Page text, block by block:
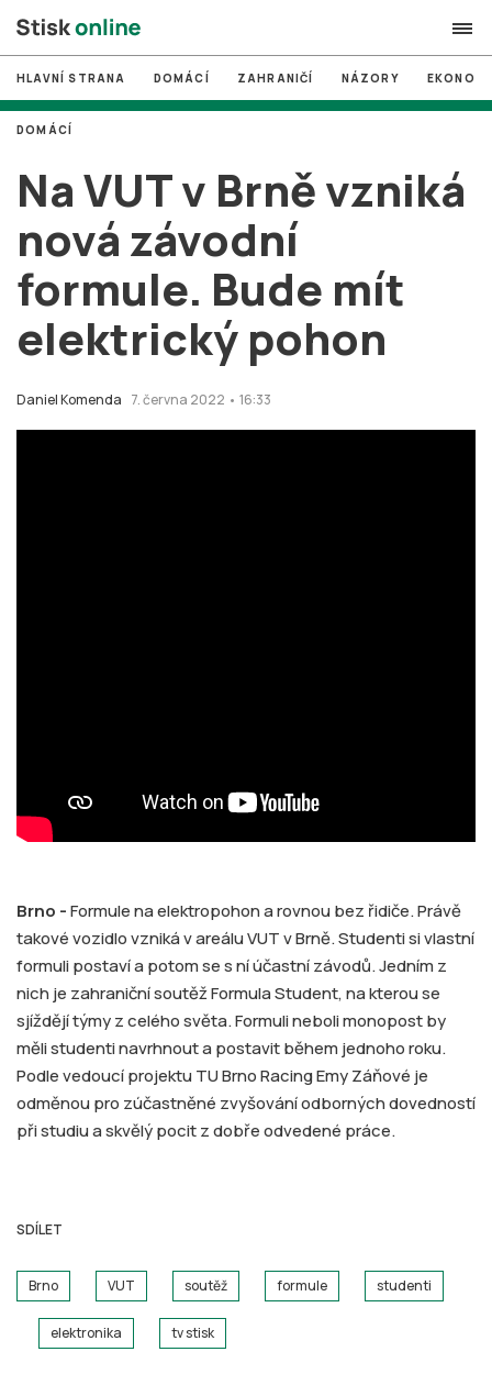
search
# MUNI
# Brno
# volby
login PŘIHLÁSIT SE
Zapomněli jste heslo?
HLAVNÍ STRANA DOMÁCÍ ZAHRANIČÍ NÁZORY
Na VUT v Brně vzniká
nová závodní
formule. Bude mít
elektrický pohon
Daniel Komenda 7. června 2022 • 16:33
DOMÁCÍ
Brno -Formule na elektropohon a rovnou bez řidiče. Právě
takové vozidlo vzniká v areálu VUT v Brně. Studenti si vlastní
formuli postaví a potom se s ní účastní závodů. Jedním z
nich je zahraniční soutěž Formula Student, na kterou se
sjíždějí týmy z celého světa. Formuli neboli monopost by
měli studenti navrhnout a postavit během jednoho roku.
Podle vedoucí projektu TU Brno Racing Emy Záňové je
odměnou pro zúčastněné zvyšování odborných dovedností
při studiu a skvělý pocit z dobře odvedené práce.
SDÍLET
Brno VUT soutěž formule studenti
elektronika tv stisk